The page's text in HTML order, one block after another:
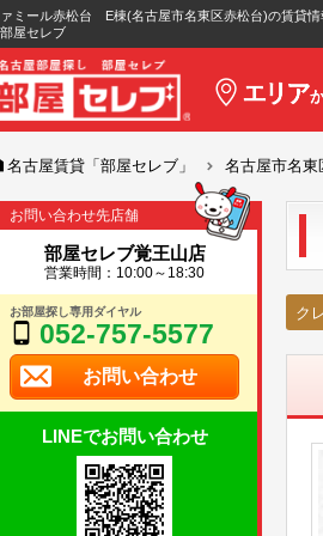
ミール赤松台 E棟(名古屋市名東区赤松台)の賃貸情
部屋セレブ
名古屋賃貸「部屋セレブ」 名古屋市名東
お問い合わせ先店舗
部屋セレブ覚王山店
営業時間：10:00～18:30
お部屋探し専用ダイヤル
052-757-5577
お問い合わせ
LINEでお問い合わせ
ク